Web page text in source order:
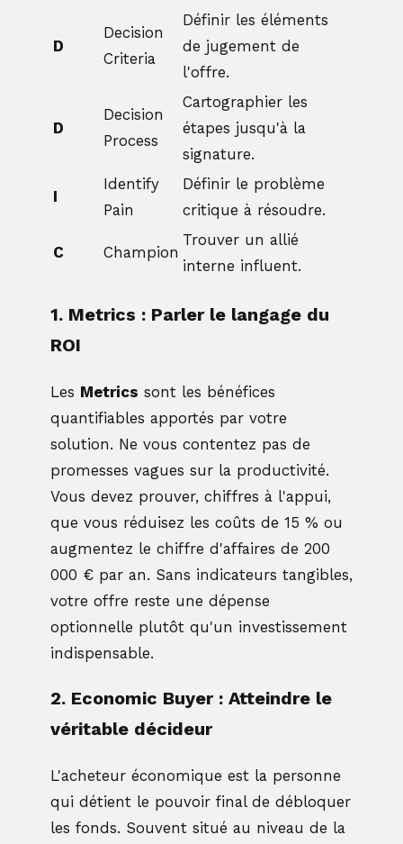
D
Decision
Criteria
Définir les éléments
de jugement de
l'offre.
D
Decision
Process
Cartographier les
étapes jusqu'à la
signature.
I
Identify
Pain
Définir le problème
critique à résoudre.
C Champion
Trouver un allié
interne influent.
1. Metrics : Parler le langage du
ROI
Les Metrics sont les bénéfices
quantifiables apportés par votre
solution. Ne vous contentez pas de
promesses vagues sur la productivité.
Vous devez prouver, chiffres à l'appui,
que vous réduisez les coûts de 15 % ou
augmentez le chiffre d'affaires de 200
000 € par an. Sans indicateurs tangibles,
votre offre reste une dépense
optionnelle plutôt qu'un investissement
indispensable.
2. Economic Buyer : Atteindre le
véritable décideur
L'acheteur économique est la personne
qui détient le pouvoir final de débloquer
les fonds. Souvent situé au niveau de la